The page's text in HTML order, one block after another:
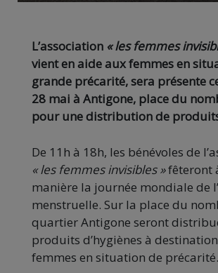
L’association « les femmes
vient en aide aux femmes en
grande précarité, sera présente
28 mai à Antigone, place du
pour une distribution de
De 11h à 18h, les bénévoles de
« les femmes invisibles »fêteront
manière la journée mondiale de
menstruelle. Sur la place du
quartier Antigone seront
produits d’hygiènes à
femmes en situation de précarité.